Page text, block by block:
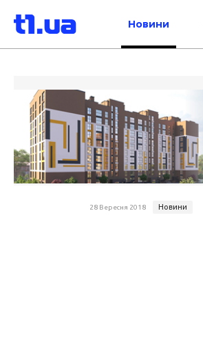
Новини
28 Вересня 2018 Новини